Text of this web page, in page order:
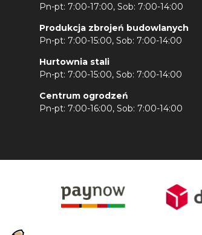
Pn-pt: 7:00-17:00, Sob: 7:00-14:00
Produkcja zbrojeń budowlanych
Pn-pt: 7:00-15:00, Sob: 7:00-14:00
Hurtownia stali
Pn-pt: 7:00-15:00, Sob: 7:00-14:00
Centrum ogrodzeń
Pn-pt: 7:00-16:00, Sob: 7:00-14:00